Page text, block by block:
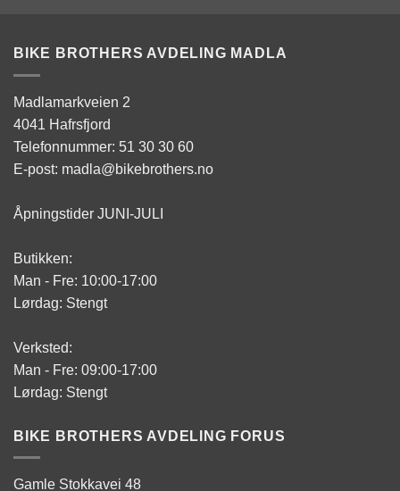
BIKE BROTHERS AVDELING MADLA
Madlamarkveien 2
4041 Hafrsfjord
Telefonnummer: 51 30 30 60
E-post: madla@bikebrothers.no
Åpningstider JUNI-JULI
Butikken:
Man - Fre: 10:00-17:00
Lørdag: Stengt
Verksted:
Man - Fre: 09:00-17:00
Lørdag: Stengt
BIKE BROTHERS AVDELING FORUS
Gamle Stokkavei 48